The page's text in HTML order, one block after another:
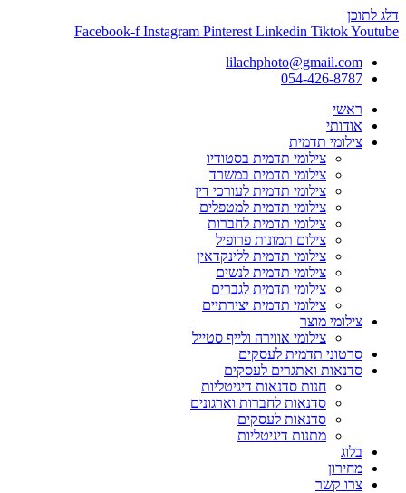
דלג לתוכן
Facebook-f Instagram Pinterest Linkedin TiktokYoutube
lilachphoto@gmail.com
054-426-8787
ראשי
אודותי
צילומי תדמית
צילומי תדמית בסטודיו
צילומי תדמית במשרד
צילומי תדמית לעורכי דין
צילומי תדמית למטפלים
צילומי תדמית לחברות
צילום תמונות פרופיל
צילומי תדמית ללינקדאין
צילומי תדמית לנשים
צילומי תדמית לגברים
צילומי תדמית יצירתיים
צילומי מוצר
צילומי אווירה ולייף סטייל
סרטוני תדמית לעסקים
סדנאות ואתגרים לעסקים
חנות סדנאות דיגיטליות
סדנאות לחברות וארגונים
סדנאות לעסקים
מתנות דיגיטליות
בלוג
מחירון
צרו קשר